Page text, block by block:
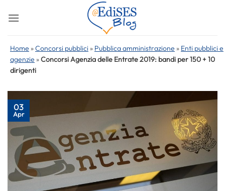
Home »Concorsi pubblici » Pubblica amministrazione » Enti pubblici e
agenzie »Concorsi Agenzia delle Entrate 2019: bandi per 150 + 10
dirigenti
03
Apr